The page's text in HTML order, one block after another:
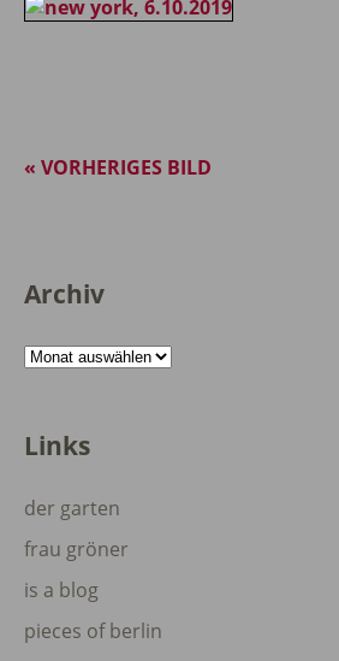
« VORHERIGES BILD
Archiv
Archiv
Links
der garten
frau gröner
is a blog
pieces of berlin